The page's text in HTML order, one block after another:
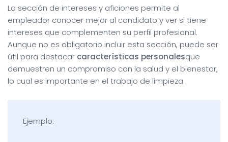
La sección de intereses y aficiones permite al
empleador conocer mejor al candidato y ver si tiene
intereses que complementen su perfil profesional.
Aunque no es obligatorio incluir esta sección, puede ser
útil para destacar características personalesque
demuestren un compromiso con la salud y el bienestar,
lo cual es importante en el trabajo de limpieza.
Ejemplo: